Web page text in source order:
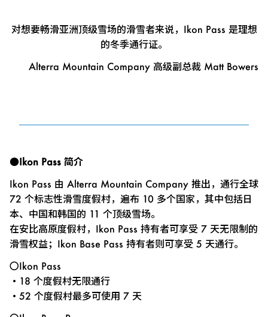
对想要畅滑亚洲顶级雪场的滑雪者来说，Ikon Pass 是理想
的冬季通行证。
Alterra Mountain Company 高级副总裁 Matt Bowers
●Ikon Pass 简介
Ikon Pass 由 Alterra Mountain Company 推出，通行全球
72 个标志性滑雪度假村，遍布 10 多个国家，其中包括日
本、中国和韩国的 11 个顶级雪场。
在安比高原度假村，Ikon Pass 持有者可享受 7 天无限制的
滑雪权益；Ikon Base Pass 持有者则可享受 5 天通行。
〇Ikon Pass
・18 个度假村无限通行
・52 个度假村最多可使用 7 天